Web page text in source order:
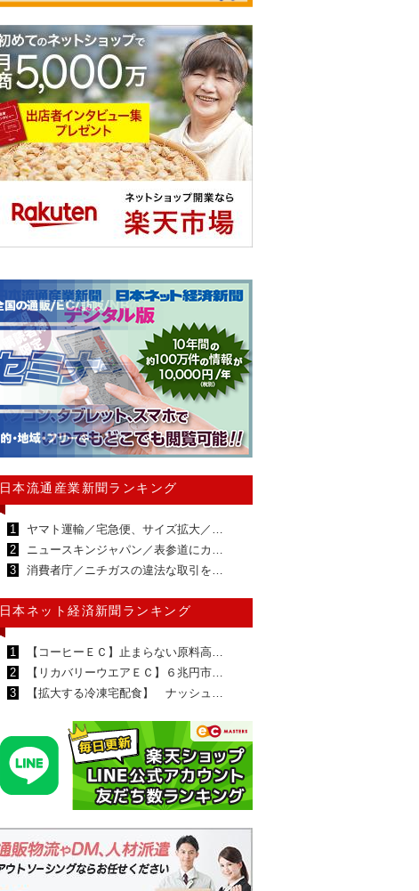
日本流通産業新聞ランキング
1
ヤマト運輸／宅急便、サイズ拡大／…
2
ニュースキンジャパン／表参道にカ…
3
消費者庁／ニチガスの違法な取引を…
日本ネット経済新聞ランキング
1
【コーヒーＥＣ】止まらない原料高…
2
【リカバリーウエアＥＣ】６兆円市…
3
【拡大する冷凍宅配食】 ナッシュ…